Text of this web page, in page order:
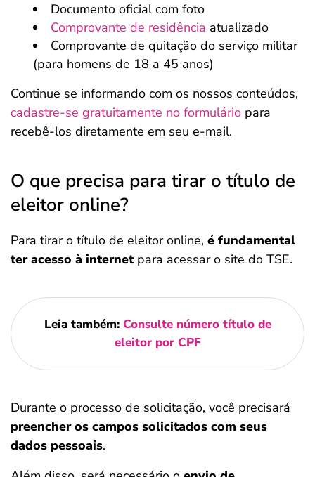
Documento oficial com foto
Comprovante de residência atualizado
Comprovante de quitação do serviço militar
(para homens de 18 a 45 anos)
Continue se informando com os nossos conteúdos,
cadastre-se gratuitamente no formulário para
recebê-los diretamente em seu e-mail.
O que precisa para tirar o título de
eleitor online?
Para tirar o título de eleitor online, é fundamental
ter acesso à internetpara acessar o site do TSE.
Leia também: Consulte número título de
eleitor por CPF
Durante o processo de solicitação, você precisará
preencher os campos solicitados com seus
dados pessoais.